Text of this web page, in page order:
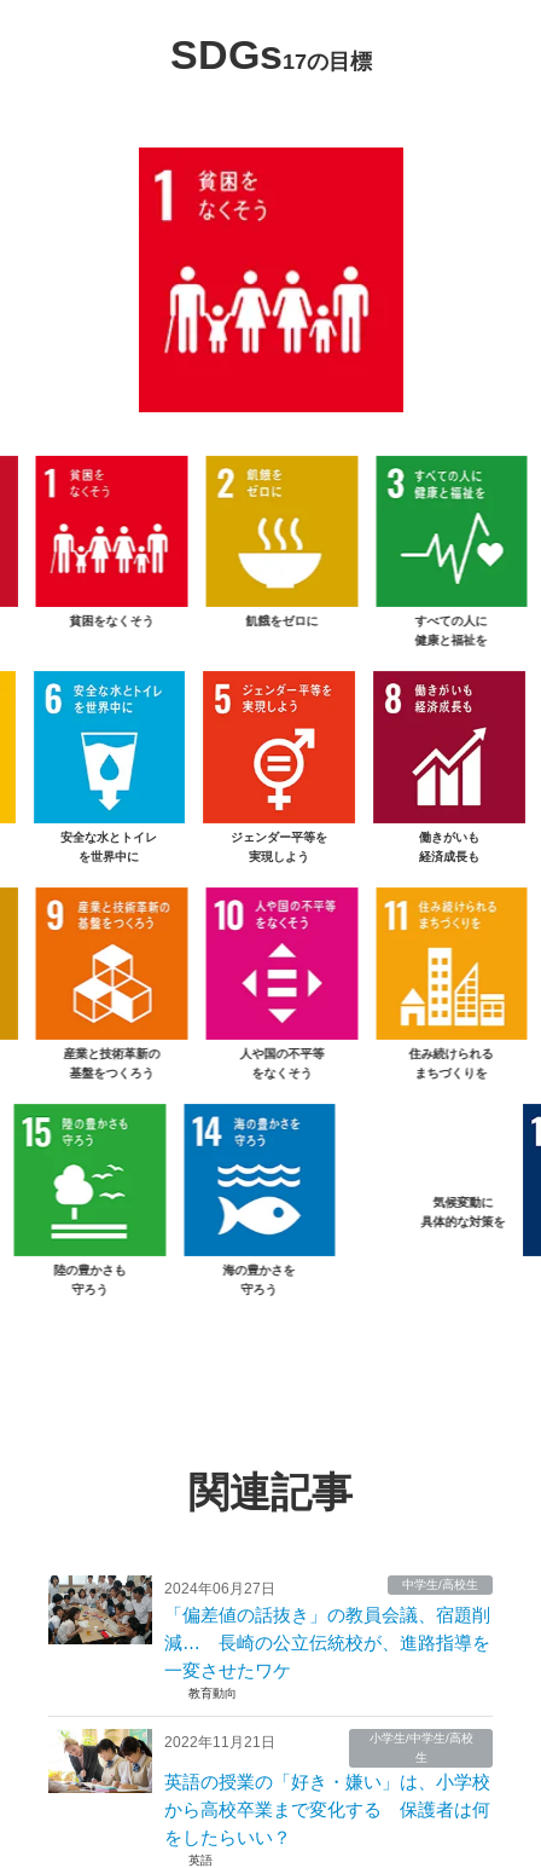
SDGs17の目標
貧困をなくそう 飢餓をゼロに
すべての人に
健康と福祉を
ジェンダー平等を
実現しよう
安全な水とトイレ
を世界中に
ネルギーをみんな
そしてクリーンに
産業と技術革新の
基盤をつくろう
人や国の不平等
をなくそう
住み続けられる
まちづくりを
海の豊かさを
守ろう
陸の豊かさも
守ろう
関連記事
2024年06月27日 中学生/高校生
「偏差値の話抜き」の教員会議、宿題削
減… 長崎の公立伝統校が、進路指導を
一変させたワケ
教育動向
2022年11月21日
小学生/中学生/高校
生
英語の授業の「好き・嫌い」は、小学校
から高校卒業まで変化する 保護者は何
をしたらいい？
英語